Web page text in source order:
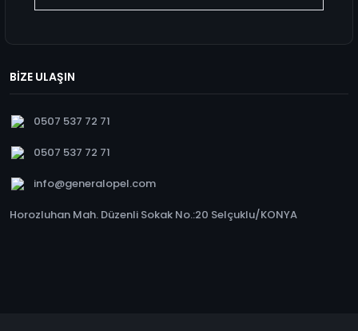
BİZE ULAŞIN
0507 537 72 71
0507 537 72 71
info@generalopel.com
Horozluhan Mah. Düzenli Sokak No.:20 Selçuklu/KONYA